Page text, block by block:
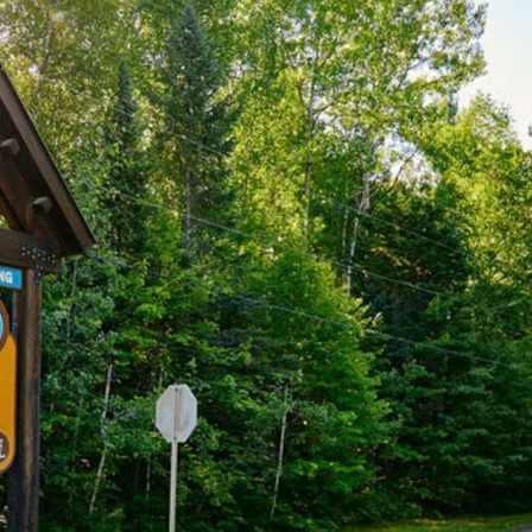
Hautes-
Laurentides
LAC‑DU‑CERF
Outaouais
CAMPING UNION
/POURVOIRIE RAINVILLE